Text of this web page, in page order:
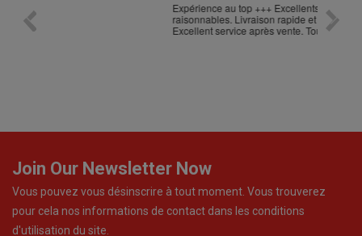
Expérience au top +++ Excellents produits à prix
raisonnables. Livraison rapide et très, très soignée.
Excellent service après vente. Tout est parfait !!!
Join Our Newsletter Now
Vous pouvez vous désinscrire à tout moment. Vous trouverez
pour cela nos informations de contact dans les conditions
d'utilisation du site.